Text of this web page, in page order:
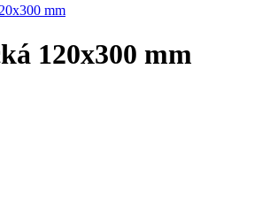
120x300 mm